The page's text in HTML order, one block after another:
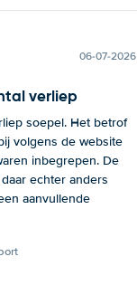
06-07-2026
verliep
soepel. Het betrof
volgens de website
inbegrepen. De
echter anders
aanvullende
verzekerd.
dat alle verzekeringen